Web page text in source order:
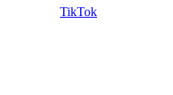
TikTok